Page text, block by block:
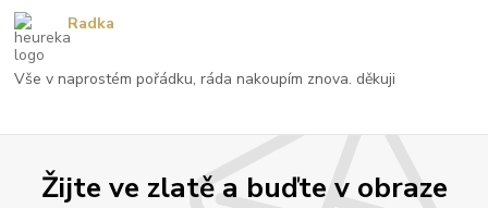
Žijte ve zlatě a buďte v obraze
Vše v naprostém pořádku, ráda nakoupím znova. děkuji
Radka